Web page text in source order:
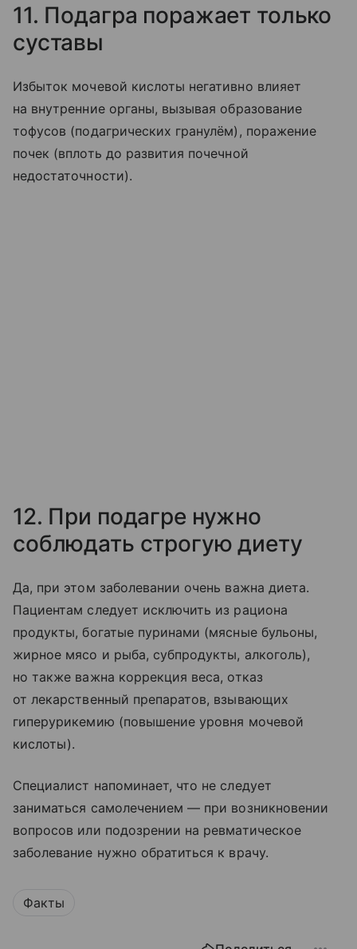
11. Подагра поражает только
суставы
Избыток мочевой кислоты негативно влияет
на внутренние органы, вызывая образование
тофусов (подагрических гранулём), поражение
почек (вплоть до развития почечной
недостаточности).
12. При подагре нужно
соблюдать строгую диету
Да, при этом заболевании очень важна диета.
Пациентам следует исключить из рациона
продукты, богатые пуринами (мясные бульоны,
жирное мясо и рыба, субпродукты, алкоголь),
но также важна коррекция веса, отказ
от лекарственный препаратов, взывающих
гиперурикемию (повышение уровня мочевой
кислоты).
Специалист напоминает, что не следует
заниматься самолечением — при возникновении
вопросов или подозрении на ревматическое
заболевание нужно обратиться к врачу.
Факты